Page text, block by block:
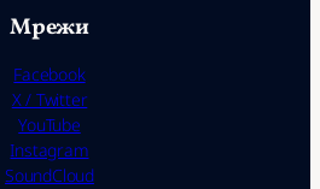
Мрежи
Facebook
X / Twitter
YouTube
Instagram
SoundCloud